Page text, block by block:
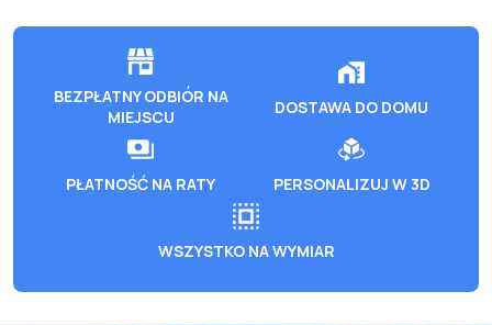
BEZPŁATNY ODBIÓR NA
MIEJSCU
DOSTAWA DO DOMU
PŁATNOŚĆ NA RATY PERSONALIZUJ W 3D
WSZYSTKO NA WYMIAR